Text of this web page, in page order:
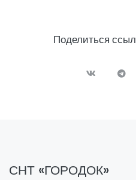
Поделиться
СНТ «ГОРОДОК»